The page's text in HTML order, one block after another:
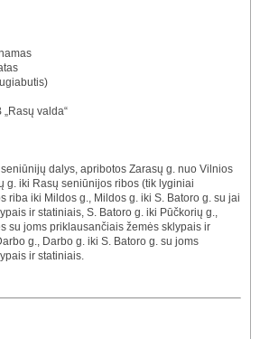
valda“
dalys, apribotos Zarasų g. nuo Vilnios
g. iki Rasų seniūnijos ribos (tik lyginiai
riba iki Mildos g., Mildos g. iki S. Batoro g. su jai
ir statiniais, S. Batoro g. iki Pūčkorių g.,
su joms priklausančiais žemės sklypais ir
g., Darbo g. iki S. Batoro g. su joms
ir statiniais.